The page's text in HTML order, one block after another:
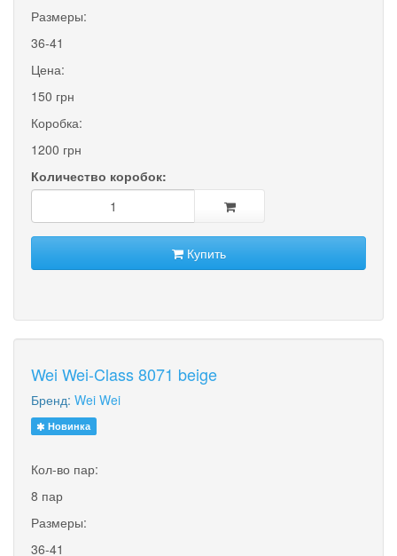
Размеры:
36-41
Цена:
150 грн
Коробка:
1200 грн
Количество коробок:
Купить
Wei Wei-Class 8071 beige
Бренд: Wei Wei
Новинка
Кол-во пар:
8 пар
Размеры:
36-41